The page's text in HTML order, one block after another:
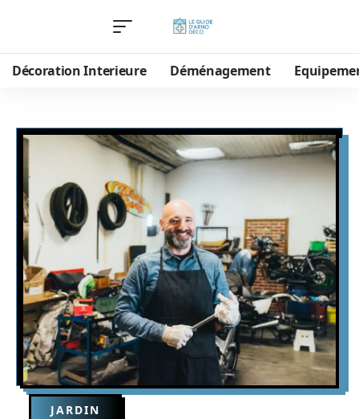
Décoration Interieure Déménagement
JARDIN